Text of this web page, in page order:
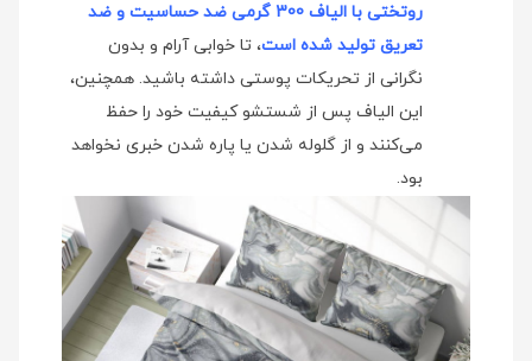
روتختی با الیاف 300 گرمی ضد حساسیت و ضد
تعریق تولید شده است، تا خوابی آرام و بدون
نگرانی از تحریکات پوستی داشته باشید. همچنین،
این الیاف پس از شستشو کیفیت خود را حفظ
می‌کنند و از گلوله شدن یا پاره شدن خبری نخواهد
بود.